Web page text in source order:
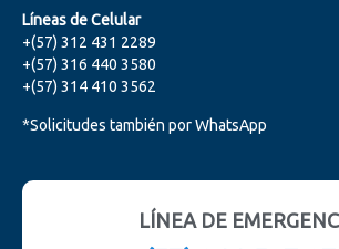
Líneas de Celular
+(57) 312 431 2289
+(57) 316 440 3580
+(57) 314 410 3562
*Solicitudes también por WhatsApp
LÍNEA DE